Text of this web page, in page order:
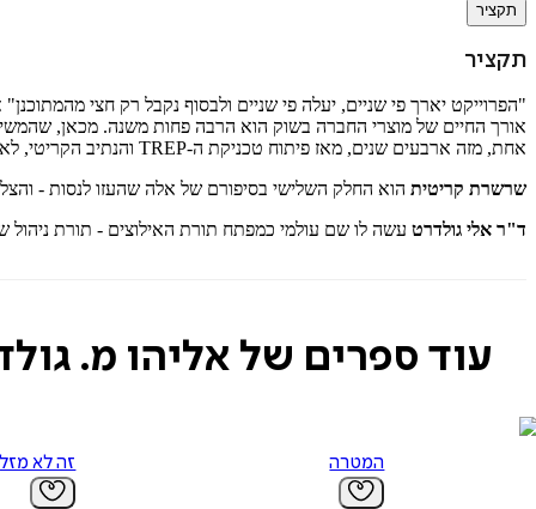
תקציר
תקציר
"הפרוייקט יארך פי שניים, יעלה פי שניים ולבסוף נקבל רק חצי
אורך החיים של מוצרי החברה בשוק הוא הרבה פחות משנה. מכאן,
אחת, מזה ארבעים שנים, מאז פיתוח טכניקת ה-TREP והנתיב הקריטי,
שרשרת קריטית הוא החלק השלישי בסיפורם של אלה שהעזו לנסות -
ד"ר אלי גולדרט עשה לו שם עולמי כמפתח תורת האילוצים - תורת
עוד ספרים של אליהו מ.
המטרה זה לא מזל